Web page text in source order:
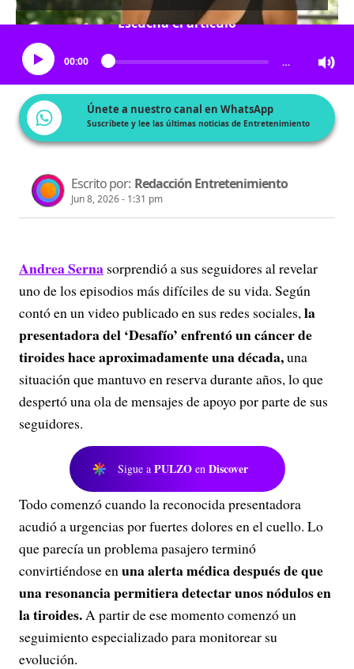
Escucha el artículo
00:00 …
Únete a nuestro canal en WhatsApp
Suscríbete y lee las últimas noticias de Entretenimiento
Escrito por: Redacción Entretenimiento
Jun 8, 2026 - 1:31 pm
Andrea Serna sorprendió a sus seguidores al revelar
uno de los episodios más difíciles de su vida. Según
contó en un video publicado en sus redes sociales,la
presentadora del ‘Desafío’ enfrentó un cáncer de
tiroides hace aproximadamente una década,una
situación que mantuvo en reserva durante años, lo que
despertó una ola de mensajes de apoyo por parte de sus
seguidores.
Sigue a PULZO en Discover
Todo comenzó cuando la reconocida presentadora
acudió a urgencias por fuertes dolores en el cuello. Lo
que parecía un problema pasajero terminó
convirtiéndose enuna alerta médica después de que
una resonancia permitiera detectar unos nódulos en
la tiroides.A partir de ese momento comenzó un
seguimiento especializado para monitorear su
evolución.